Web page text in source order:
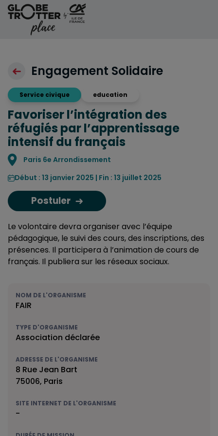
Aller au contenu
Engagement Solidaire
Service civique education
Favoriser l’intégration des
réfugiés par l’apprentissage
intensif du français
Localisation
Paris 6e Arrondissement
Début : 13 janvier 2025 | Fin : 13 juillet 2025
Postuler
Le volontaire devra organiser avec l’équipe
pédagogique, le suivi des cours, des inscriptions, des
présences. Il participera à l’animation de cours de
français. Il publiera sur les réseaux sociaux.
NOM DE L'ORGANISME
FAIR
TYPE D'ORGANISME
Association déclarée
ADRESSE DE L'ORGANISME
8 Rue Jean Bart
75006, Paris
SITE INTERNET DE L'ORGANISME
-